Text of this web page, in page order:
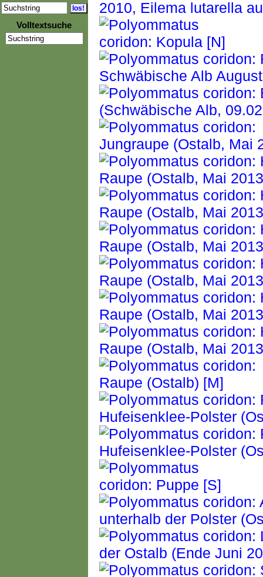
Volltextsuche